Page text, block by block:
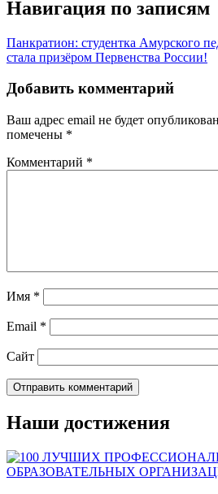
Навигация по записям
Панкратион: студентка Амурского
стала призёром Первенства России!
Добавить комментарий
Ваш адрес email не будет
помечены *
Комментарий *
Имя *
Email *
Сайт
Наши достижения